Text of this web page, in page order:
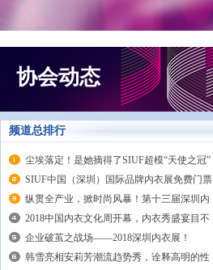
协会动态
频道总排行
尘埃落定！是她摘得了SIUF超模“天使之冠”
SIUF中国（深圳）国际品牌内衣展免费门票
获取方式在这里！
纵贯全产业，掀时尚风暴！第十三届深圳内
衣展大放异彩
2018中国内衣文化周开幕，内衣秀盛宴目不
暇接
企业破茧之战场——2018深圳内衣展！
韩雪亮相安莉芳潮流趋势秀，诠释高明的性